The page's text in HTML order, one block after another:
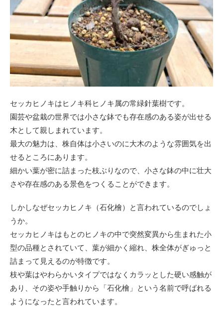
セッカヒノキはヒノキ科ヒノキ属の常緑針葉樹です。
園芸や盆栽の世界では小さな鉢でも存在感のある姿が出せる
木として親しまれています。
最大の魅力は、株自体は小さいのに大木のような雰囲気を出
せるところにあります。
細かい葉が密に詰まった枝ぶりなので、小さな鉢の中に壮大
さや存在感のある景色をつくることができます。
しかしなぜセッカヒノキ（石化檜）と言われているのでしょ
うか。
セッカヒノキはもとのヒノキの中で突然変異から生まれた小
型の品種とされていて、葉が細かく縮れ、株全体がぎゅっと
詰まって見えるのが特徴です。
枝や葉はやわらかいタイプではなくカラッとした硬い感触が
あり、その姿や手触りから「石化檜」という名前で呼ばれる
ようになったと言われています。